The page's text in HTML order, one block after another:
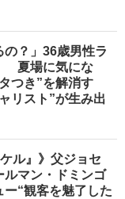
の？」36歳男性ラ
夏場に気にな
つき”を解消す
リスト”が生み出
ル』》父ジョセ
ルマン・ドミンゴ
“観客を魅了した